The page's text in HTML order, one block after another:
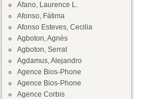
Afano, Laurence L.
Afonso, Fátima
Afonso Esteves, Cecilia
Agboton, Agnès
Agboton, Serrat
Agdamus, Alejandro
Agence Bios-Phone
Agence Bios-Phone
Agence Corbis